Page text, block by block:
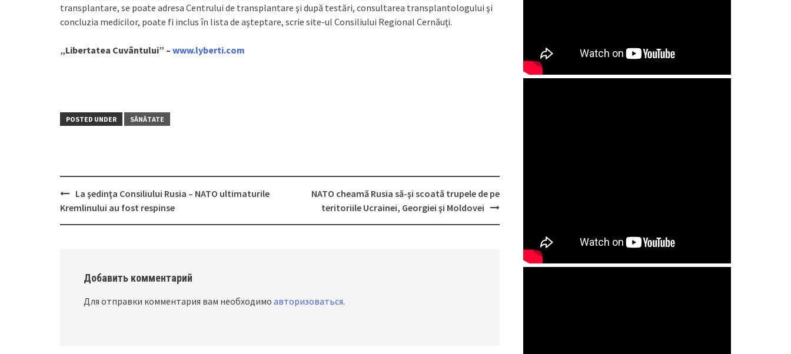
transplantare, se poate adresa Centrului de transplantare şi după testări, consultarea transplantologului şi
concluzia medicilor, poate fi inclus în lista de aşteptare, scrie site-ul Consiliului Regional Cernăuţi.
„Libertatea Cuvântului” – www.lyberti.com
POSTED UNDER SĂNĂTATE
Post
navigation
La şedinţa Consiliului Rusia – NATO ultimaturile
Kremlinului au fost respinse
NATO cheamă Rusia să-şi scoată trupele de pe
teritoriile Ucrainei, Georgiei şi Moldovei
Добавить комментарий
Для отправки комментария вам необходимо авторизоваться.